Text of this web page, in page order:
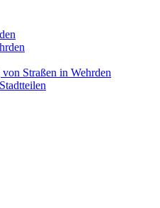
Straßen in Wehrden